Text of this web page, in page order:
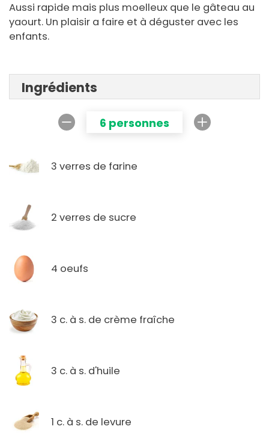
Aussi rapide mais plus moelleux que le gâteau au
yaourt. Un plaisir a faire et à déguster avec les
enfants.
Ingrédients
6 personnes
3 verres de farine
2 verres de sucre
4 oeufs
3 c. à s. de crème fraîche
3 c. à s. d'huile
1 c. à s. de levure